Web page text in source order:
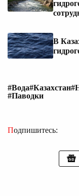
В
#Вода#Казахстан
#Паводки
Подпишитесь: